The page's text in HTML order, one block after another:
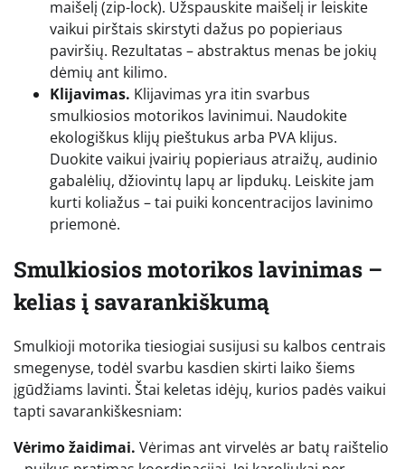
maišelį (zip-lock). Užspauskite maišelį ir leiskite
vaikui pirštais skirstyti dažus po popieriaus
paviršių. Rezultatas – abstraktus menas be jokių
dėmių ant kilimo.
Klijavimas. Klijavimas yra itin svarbus
smulkiosios motorikos lavinimui. Naudokite
ekologiškus klijų pieštukus arba PVA klijus.
Duokite vaikui įvairių popieriaus atraižų, audinio
gabalėlių, džiovintų lapų ar lipdukų. Leiskite jam
kurti koliažus – tai puiki koncentracijos lavinimo
priemonė.
Smulkiosios motorikos lavinimas –
kelias į savarankiškumą
Smulkioji motorika tiesiogiai susijusi su kalbos centrais
smegenyse, todėl svarbu kasdien skirti laiko šiems
įgūdžiams lavinti. Štai keletas idėjų, kurios padės vaikui
tapti savarankiškesniam:
Vėrimo žaidimai. Vėrimas ant virvelės ar batų raištelio